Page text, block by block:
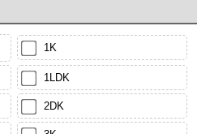
1K
1LDK
2DK